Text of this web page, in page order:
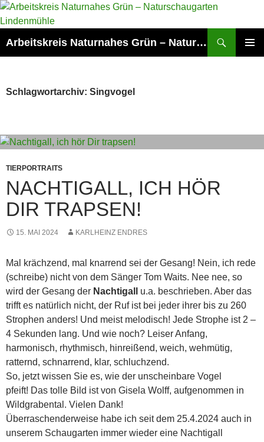
Zum
Inhalt
Arbeitskreis Naturnahes Grün – Naturschaugarten Lindenmühle
Schlagwortarchiv: Singvogel
TIERPORTRAITS
NACHTIGALL, ICH HÖR
DIR TRAPSEN!
15. MAI 2024 KARLHEINZ ENDRES
Mal krächzend, mal knarrend sei der Gesang! Nein, ich rede
(schreibe) nicht von dem Sänger Tom Waits. Nee nee, so
wird der Gesang der Nachtigall u.a. beschrieben. Aber das
trifft es natürlich nicht, der Ruf ist bei jeder ihrer bis zu 260
Strophen anders! Und meist melodisch! Jede Strophe ist 2 –
4 Sekunden lang. Und wie noch? Leiser Anfang,
harmonisch, rhythmisch, hinreißend, weich, wehmütig,
ratternd, schnarrend, klar, schluchzend.
So, jetzt wissen Sie es, wie der unscheinbare Vogel
pfeift! Das tolle Bild ist von Gisela Wolff, aufgenommen in
Wildgrabental. Vielen Dank!
Überraschenderweise habe ich seit dem 25.4.2024 auch in
unserem Schaugarten immer wieder eine Nachtigall